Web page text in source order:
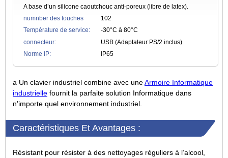
A base d’un silicone caoutchouc anti-poreux (libre de latex).
numnber des touches
102
Température de service:
-30°C à 80°C
connecteur:
USB (Adaptateur PS/2 inclus)
Norme IP:
IP65
a Un clavier industriel combine avec uneArmoire Informatique
industrielle fournit la parfaite solution Informatique dans
n’importe quel environnement industriel.
Caractéristiques Et Avantages :
Résistant pour résister à des nettoyages réguliers à l’alcool,